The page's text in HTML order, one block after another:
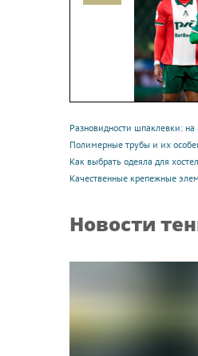
Разновидности шпаклевки: на
Полимерные трубы и их
Как выбрать одеяла для
Качественные крепежные
Новости